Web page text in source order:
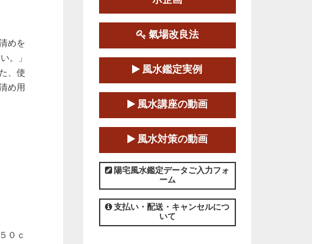
めを
。」
、使
め用
０ｃ
陰宅三元玄空風水講座
2025-06-07～2025-06-08
この講座の募集は終了しました。
第１８期立命塾『実践的易
学講座』
2025-06-21～2025-08-24
この講座の募集は終了しました。
第１８期立命塾「実践的四
柱立命学（四柱推命学）講座」
2025-01-11～2025-05-11
氣場改良法
風水鑑定実例
風水講座の動画
風水対策の動画
陽宅風水鑑定データご入力フォ
ーム
支払い・配送・キャンセルにつ
いて